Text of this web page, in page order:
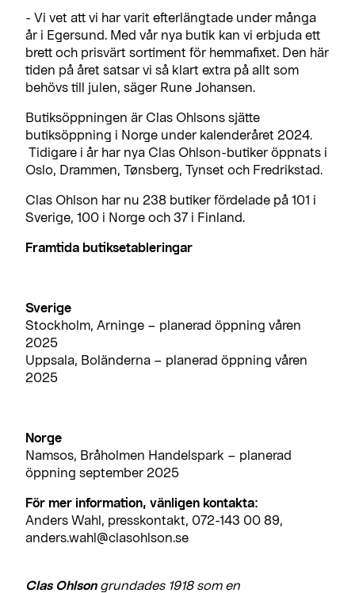
- Vi vet att vi har varit efterlängtade under många
år i Egersund. Med vår nya butik kan vi erbjuda ett
brett och prisvärt sortiment för hemmafixet. Den här
tiden på året satsar vi så klart extra på allt som
behövs till julen, säger Rune Johansen.
Butiksöppningen är Clas Ohlsons sjätte
butiksöppning i Norge under kalenderåret 2024.
Tidigare i år har nya Clas Ohlson-butiker öppnats i
Oslo, Drammen, Tønsberg, Tynset och Fredrikstad.
Clas Ohlson har nu 238 butiker fördelade på 101 i
Sverige, 100 i Norge och 37 i Finland.
Framtida butiksetableringar
Sverige
Stockholm, Arninge – planerad öppning våren
2025
Uppsala, Boländerna – planerad öppning våren
2025
Norge
Namsos, Bråholmen Handelspark – planerad
öppning september 2025
För mer information, vänligen kontakta:
Anders Wahl, presskontakt, 072-143 00 89,
anders.wahl@clasohlson.se
Clas Ohlson grundades 1918 som en